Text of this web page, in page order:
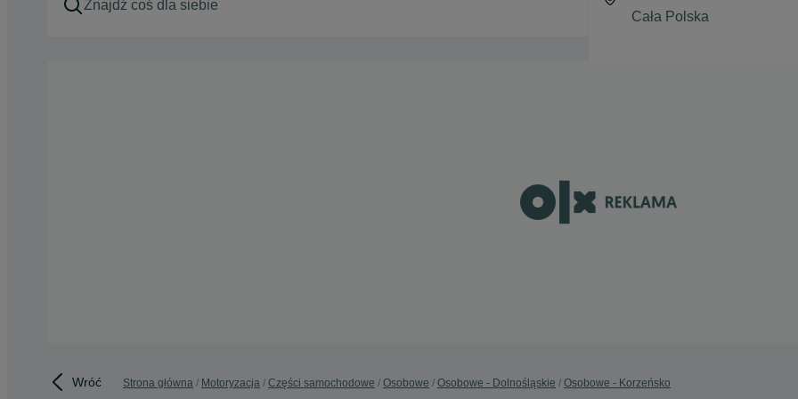
Wróć Strona główna Motoryzacja Części samochodowe Osobowe Osobowe - Dolnośląskie Osobowe - Korzeńsko